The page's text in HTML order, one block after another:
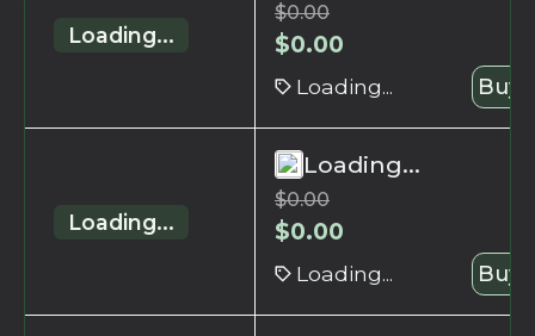
Loading...
$0.00
$0.00
Loading... Buy
Loading...
Loading...
$0.00
$0.00
Loading... Buy